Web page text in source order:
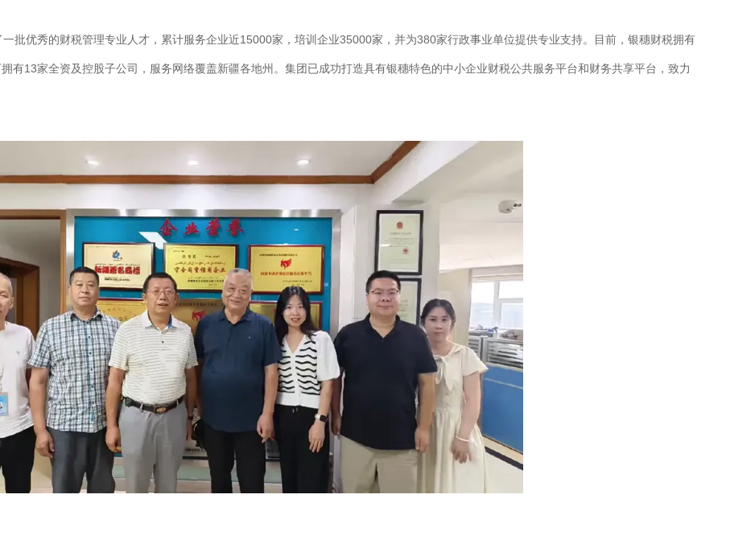
批优秀的财税管理专业人才，累计服务企业近15000家，培训企业35000家，并为380家行政事业单位提供专业支持。目前，银穗财税拥有
有13家全资及控股子公司，服务网络覆盖新疆各地州。集团已成功打造具有银穗特色的中小企业财税公共服务平台和财务共享平台，致力